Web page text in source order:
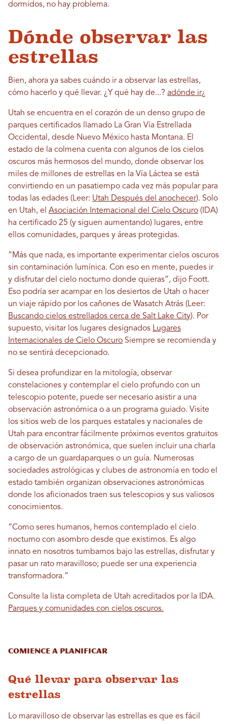
dormidos, no hay problema.
Dónde observar las
estrellas
Bien, ahora ya sabes cuándo ir a observar las estrellas,
cómo hacerlo y qué llevar. ¿Y qué hay de...? adónde ir¿
Utah se encuentra en el corazón de un denso grupo de
parques certificados llamado La Gran Vía Estrellada
Occidental, desde Nuevo México hasta Montana. El
estado de la colmena cuenta con algunos de los cielos
oscuros más hermosos del mundo, donde observar los
miles de millones de estrellas en la Vía Láctea se está
convirtiendo en un pasatiempo cada vez más popular para
todas las edades (Leer: Utah Después del anochecer). Solo
en Utah, el Asociación Internacional del Cielo Oscuro (IDA)
ha certificado 25 (y siguen aumentando) lugares, entre
ellos comunidades, parques y áreas protegidas.
“Más que nada, es importante experimentar cielos oscuros
sin contaminación lumínica. Con eso en mente, puedes ir
y disfrutar del cielo nocturno donde quieras”, dijo Foott.
Eso podría ser acampar en los desiertos de Utah o hacer
un viaje rápido por los cañones de Wasatch Atrás (Leer:
Buscando cielos estrellados cerca de Salt Lake City). Por
supuesto, visitar los lugares designados Lugares
Internacionales de Cielo Oscuro Siempre se recomienda y
no se sentirá decepcionado.
Si desea profundizar en la mitología, observar
constelaciones y contemplar el cielo profundo con un
telescopio potente, puede ser necesario asistir a una
observación astronómica o a un programa guiado. Visite
los sitios web de los parques estatales y nacionales de
Utah para encontrar fácilmente próximos eventos gratuitos
de observación astronómica, que suelen incluir una charla
a cargo de un guardaparques o un guía. Numerosas
sociedades astrológicas y clubes de astronomía en todo el
estado también organizan observaciones astronómicas
donde los aficionados traen sus telescopios y sus valiosos
conocimientos.
“Como seres humanos, hemos contemplado el cielo
nocturno con asombro desde que existimos. Es algo
innato en nosotros tumbarnos bajo las estrellas, disfrutar y
pasar un rato maravilloso; puede ser una experiencia
transformadora.”
Consulte la lista completa de Utah acreditados por la IDA.
Parques y comunidades con cielos oscuros.
Comience a planificar
Qué llevar para observar las
estrellas
Lo maravilloso de observar las estrellas es que es fácil